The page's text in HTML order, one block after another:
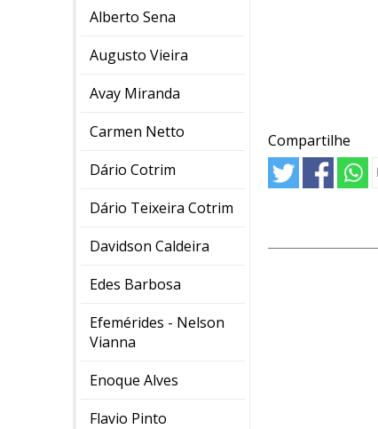
Alberto Sena
Augusto Vieira
Avay Miranda
Carmen Netto
Dário Cotrim
Dário Teixeira Cotrim
Davidson Caldeira
Edes Barbosa
Efemérides - Nelson
Vianna
Enoque Alves
Flavio Pinto
Compartilhe